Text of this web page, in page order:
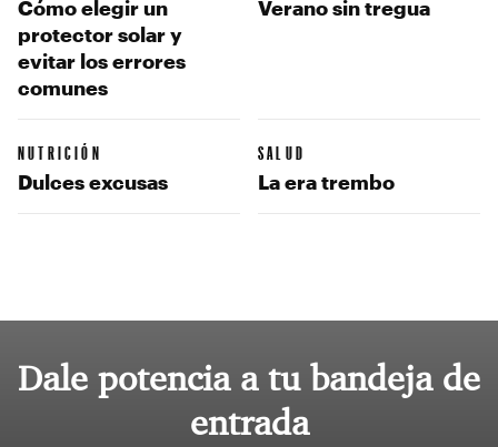
Cómo elegir un
protector solar y
evitar los errores
comunes
Verano sin tregua
NUTRICIÓN
Dulces excusas
SALUD
La era trembo
Dale potencia a tu bandeja de
entrada